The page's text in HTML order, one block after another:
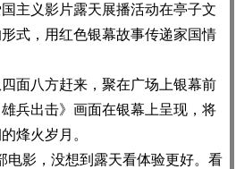
主义影片露天展播活动在亭子文
式，用红色银幕故事传递家国情
面八方赶来，聚在广场上银幕前
兵出击》画面在银幕上呈现，将
烽火岁月。
电影，没想到露天看体验更好。看